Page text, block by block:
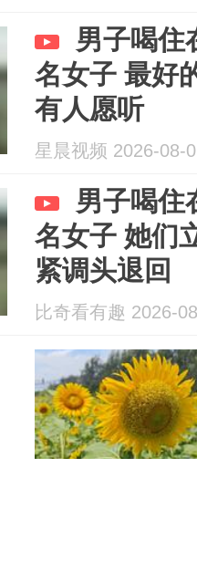
男子喝住
名女子 最好
有人愿听
星晨视频 2026-08-
男子喝住
名女子 她们
紧调头退回
比奇看有趣 2026-